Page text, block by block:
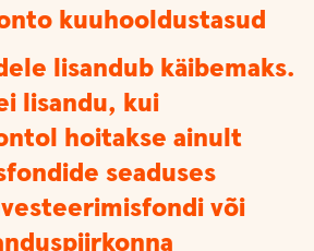
kuuhooldustasud
lisandub käibemaks.
lisandu, kui
hoitakse ainult
seaduses
või